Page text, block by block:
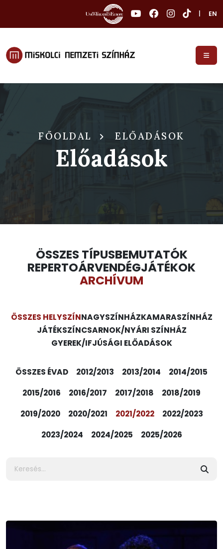
EN
FŐOLDAL ELŐADÁSOK
Előadások
ÖSSZES TÍPUSBEMUTATÓK
REPERTOÁRVENDÉGJÁTÉKOK
ARCHÍVUM
ÖSSZES HELYSZÍNNAGYSZÍNHÁZKAMARASZÍNHÁZ
JÁTÉKSZÍNCSARNOK/NYÁRI SZÍNHÁZ
GYEREK/IFJÚSÁGI ELŐADÁSOK
ÖSSZES ÉVAD 2012/2013 2013/2014
2014/2015
2015/2016
2016/2017 2017/2018
2018/2019
2019/2020
2020/2021 2021/2022
2022/2023
2023/2024
2024/2025 2025/2026